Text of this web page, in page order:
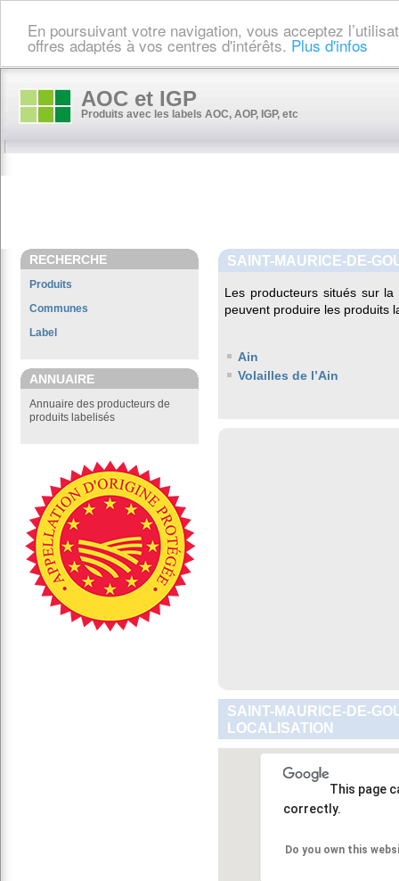
En poursuivant votre navigation, vous acceptez
offres adaptés à vos centres d'intérêts. Plus d'infos
AOC et IGP
Produits avec les labels AOC, AOP, IGP, etc
RECHERCHE
Produits
Communes
Label
ANNUAIRE
Annuaire des producteurs de
produits labelisés
SAINT-MAURICE-DE-
Les producteurs situés sur
peuvent produire les produits
Ain
Volailles de l’Ain
SAINT-MAURICE-DE-
LOCALISATION
This page
correctly.
Do you own this